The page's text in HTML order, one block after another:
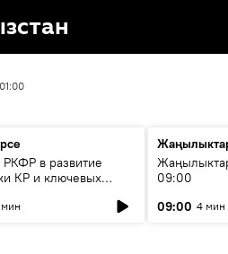
01:00
РКФР в развитие
КР и ключевых
09:00
09:00 4 мин